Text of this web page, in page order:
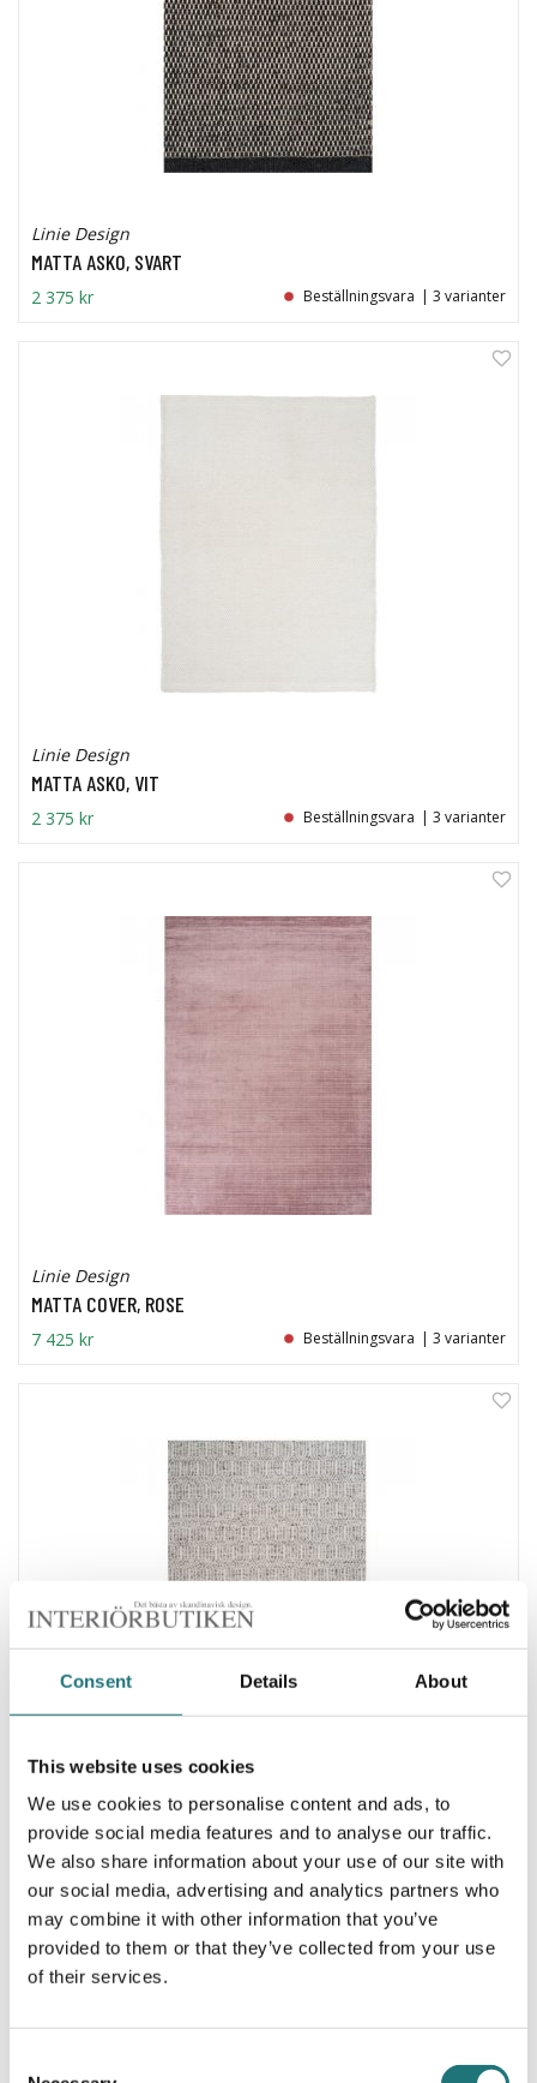
Consent Details About
This website uses cookies
We use cookies to personalise content and ads, to
provide social media features and to analyse our traffic.
We also share information about your use of our site with
our social media, advertising and analytics partners who
may combine it with other information that you’ve
provided to them or that they’ve collected from your use
of their services.
Linie Design
MATTA ASKO, SVART
2 375 kr Beställningsvara | 3 varianter
Linie Design
MATTA ASKO, VIT
2 375 kr Beställningsvara | 3 varianter
Linie Design
MATTA COVER, ROSE
7 425 kr Beställningsvara | 3 varianter
Linie Design
MATTA JUSTIN, GRÅ
4 450 kr Beställningsvara | 4 varianter